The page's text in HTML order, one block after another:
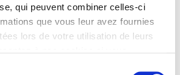
qui peuvent combiner celles-ci
que vous leur avez fournies
lors de votre utilisation de leurs